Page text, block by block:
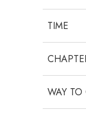
TIME
WAY